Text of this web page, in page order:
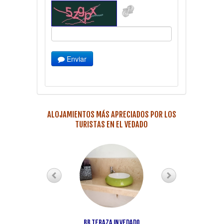
Enviar
ALOJAMIENTOS MÁS APRECIADOS POR LOS
TURISTAS EN EL VEDADO